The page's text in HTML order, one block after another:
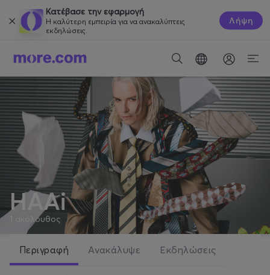
Κατέβασε την εφαρμογή
Η καλύτερη εμπειρία για να ανακαλύπτεις
εκδηλώσεις.
Λήψη
ΗΑΑi
ακόλουθος
Περιγραφή Ανακάλυψε Εκδηλώσεις